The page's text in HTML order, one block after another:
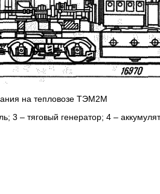
на тепловозе ТЭМ2М
3 – тяговый генератор; 4 –